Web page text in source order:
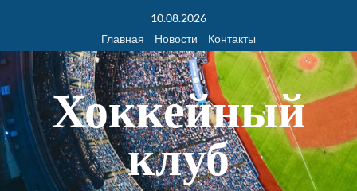
10.08.2026
Главная
Новости Контакты
Хоккейный
клуб